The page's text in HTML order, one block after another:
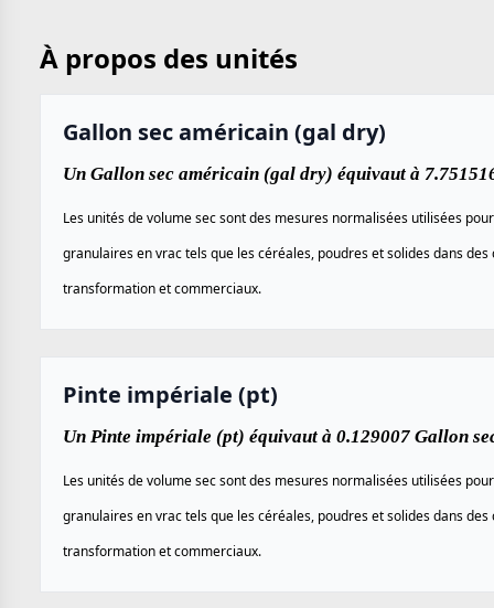
À propos des unités
Gallon sec américain (gal dry)
Un Gallon sec américain (gal dry) équivaut à
Les unités de volume sec sont des mesures normalisées utilisées
granulaires en vrac tels que les céréales, poudres et solides dans
transformation et commerciaux.
Pinte impériale (pt)
Un Pinte impériale (pt) équivaut à 0.129007 Gallon
Les unités de volume sec sont des mesures normalisées utilisées
granulaires en vrac tels que les céréales, poudres et solides dans
transformation et commerciaux.